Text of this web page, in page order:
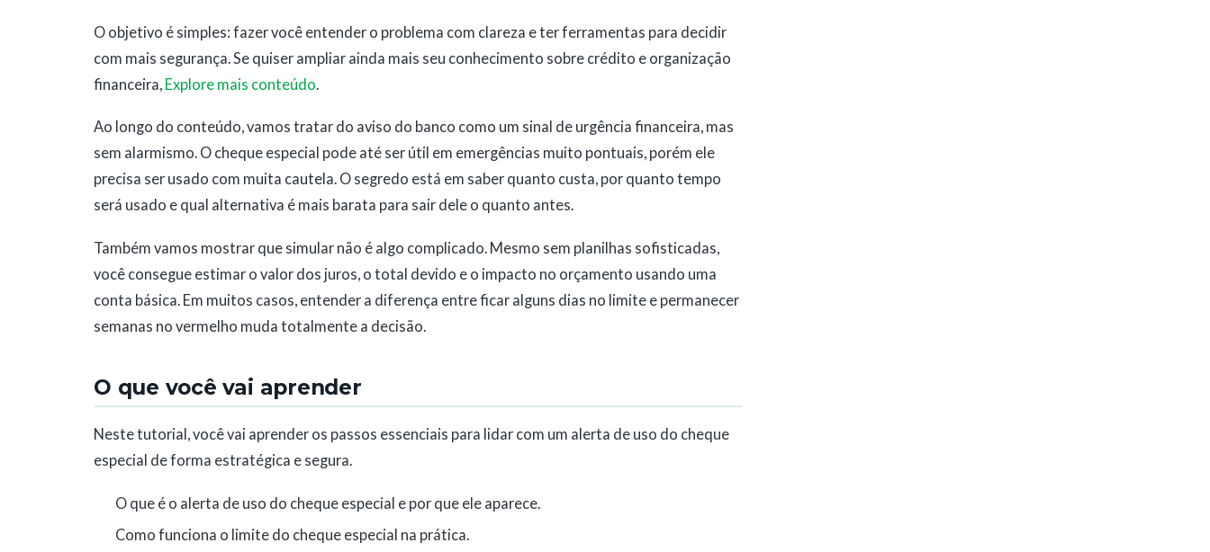
O objetivo é simples: fazer você entender o problema com clareza e ter ferramentas para decidir
com mais segurança. Se quiser ampliar ainda mais seu conhecimento sobre crédito e organização
financeira, Explore mais conteúdo.
Ao longo do conteúdo, vamos tratar do aviso do banco como um sinal de urgência financeira, mas
sem alarmismo. O cheque especial pode até ser útil em emergências muito pontuais, porém ele
precisa ser usado com muita cautela. O segredo está em saber quanto custa, por quanto tempo
será usado e qual alternativa é mais barata para sair dele o quanto antes.
Também vamos mostrar que simular não é algo complicado. Mesmo sem planilhas sofisticadas,
você consegue estimar o valor dos juros, o total devido e o impacto no orçamento usando uma
conta básica. Em muitos casos, entender a diferença entre ficar alguns dias no limite e permanecer
semanas no vermelho muda totalmente a decisão.
O que você vai aprender
Neste tutorial, você vai aprender os passos essenciais para lidar com um alerta de uso do cheque
especial de forma estratégica e segura.
O que é o alerta de uso do cheque especial e por que ele aparece.
Como funciona o limite do cheque especial na prática.